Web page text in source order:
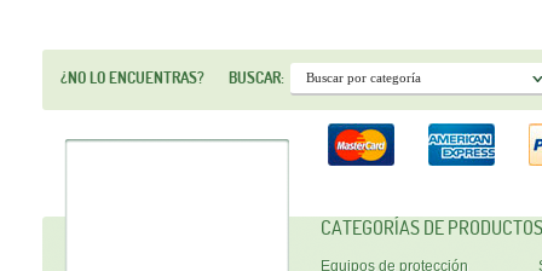
¿NO LO ENCUENTRAS? BUSCAR:
CATEGORÍAS DE PRODUCTOS
Equipos de protección